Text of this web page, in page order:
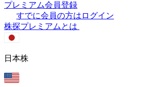
プレミアム会員登録
すでに会員の方はログイン
株探プレミアムとは
日本株